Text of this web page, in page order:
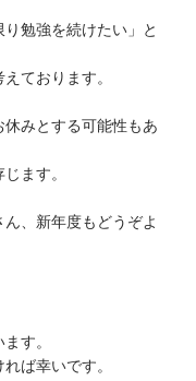
勉強を続けたい」と
ております。
みとする可能性もあ
ます。
、新年度もどうぞよ
す。
ば幸いです。